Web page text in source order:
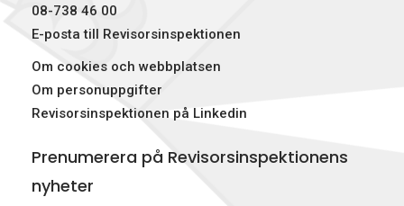
08-738 46 00
E-posta till Revisorsinspektionen
Om cookies och webbplatsen
Om personuppgifter
Revisorsinspektionen på Linkedin
Prenumerera på Revisorsinspektionens
nyheter